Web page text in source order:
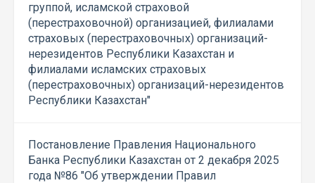
группой, исламской страховой
(перестраховочной) организацией, филиалами
страховых (перестраховочных) организаций-
нерезидентов Республики Казахстан и
филиалами исламских страховых
(перестраховочных) организаций-нерезидентов
Республики Казахстан"
Постановление Правления Национального
Банка Республики Казахстан от 2 декабря 2025
года №86 "Об утверждении Правил